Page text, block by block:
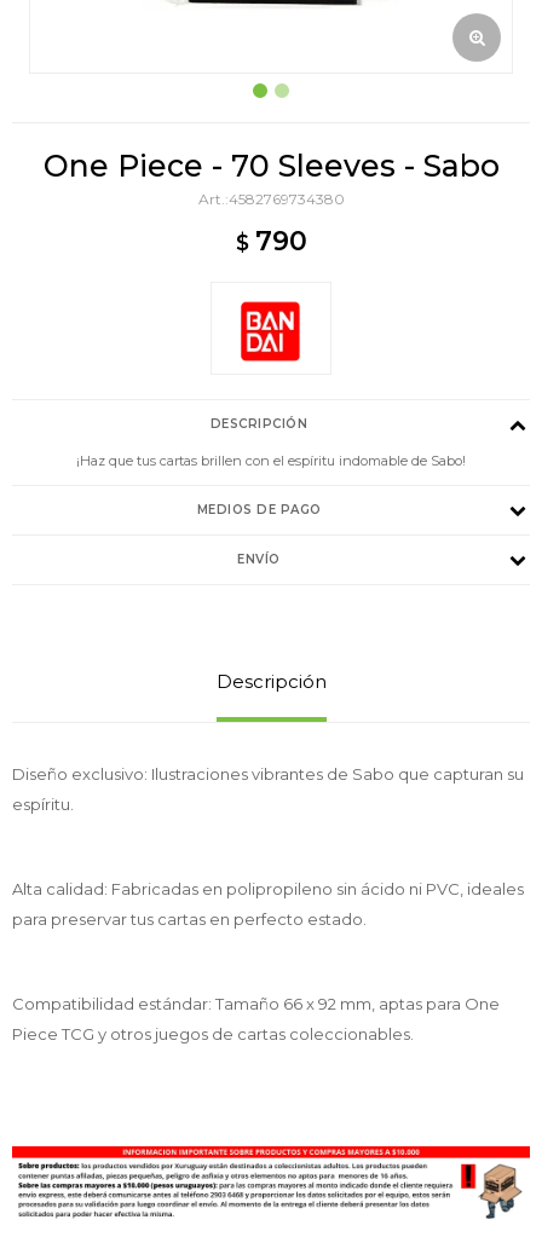
One Piece - 70 Sleeves - Sabo
4582769734380
$ 790
DESCRIPCIÓN
¡Haz que tus cartas brillen con el espíritu indomable de Sabo!
MEDIOS DE PAGO
ENVÍO
Descripción
Diseño exclusivo: Ilustraciones vibrantes de Sabo que capturan su
espíritu.
Alta calidad: Fabricadas en polipropileno sin ácido ni PVC, ideales
para preservar tus cartas en perfecto estado.
Compatibilidad estándar: Tamaño 66 x 92 mm, aptas para One
Piece TCG y otros juegos de cartas coleccionables.